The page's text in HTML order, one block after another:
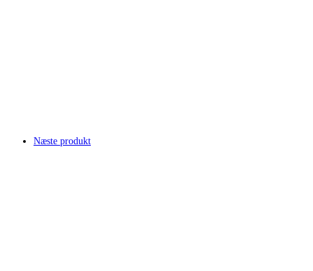
Næste produkt